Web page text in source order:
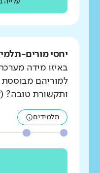
יחסי מורים-
באיזו מידה
למוריהם מבוססת
ותקשורת טובה?
תלמידים